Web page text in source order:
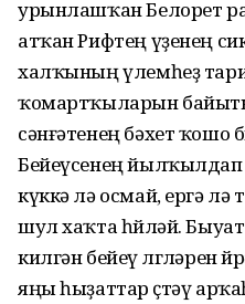
урынлашҡан Белорет
атҡан Рифтең үҙенең
халҡының үлемһеҙ
ҡомартҡыларын
сәнғәтенең бәхет ҡошо
Бейеүсенең йылҡылдап
күккә лә осмай, ергә лә
шул хаҡта һөйләй.
килгән бейеү өл­гө­ләрен
яңы һыҙаттар өҫтәү